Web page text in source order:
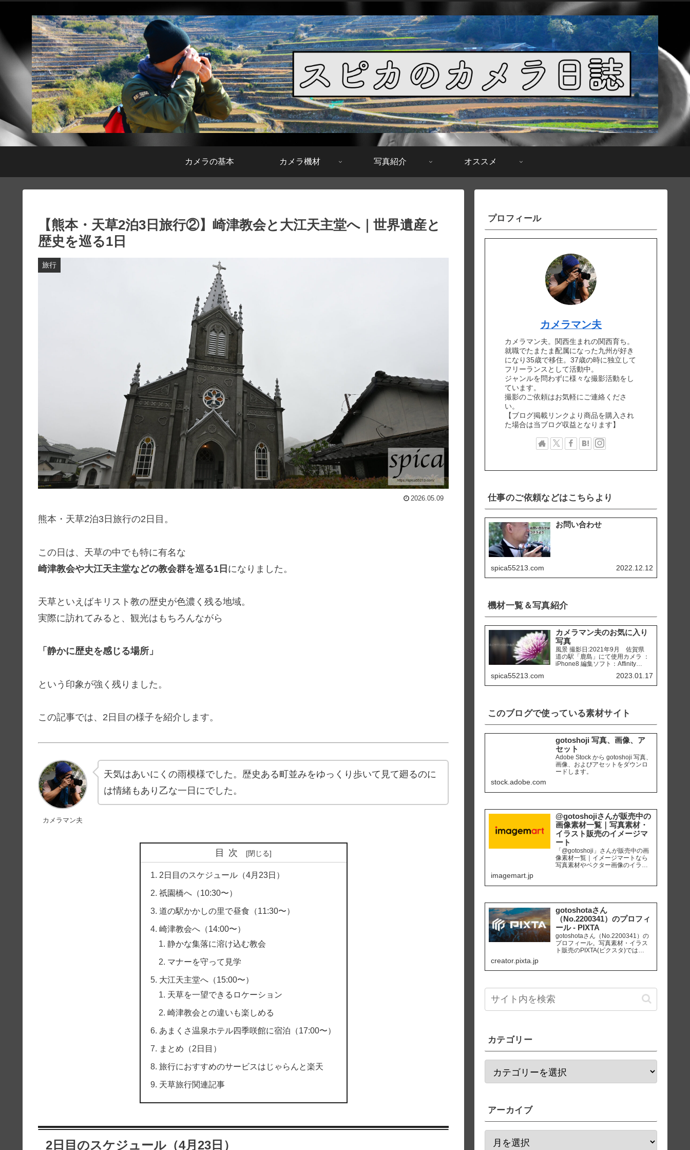
カメラの基本 カメラ機材 写真紹介 オススメ
【熊本・天草2泊3日旅行②】崎津教会と大江天主堂へ｜世界遺産と
歴史を巡る1日
旅行
2026.05.09
熊本・天草2泊3日旅行の2日目。
この日は、天草の中でも特に有名な
崎津教会や大江天主堂などの教会群を巡る1日 になりました。
天草といえばキリスト教の歴史が色濃く残る地域。
実際に訪れてみると、観光はもちろんながら
「静かに歴史を感じる場所」
という印象が強く残りました。
この記事では、2日目の様子を紹介します。
カメラマン夫
天気はあいにくの雨模様でした。歴史ある町並みをゆっくり歩いて見て廻るのに
は情緒もあり乙な一日にでした。
目次
2日目のスケジュール（4月23日）
祇園橋へ（10:30〜）
道の駅かかしの里で昼食（11:30〜）
崎津教会へ（14:00〜）
静かな集落に溶け込む教会
マナーを守って見学
大江天主堂へ（15:00〜）
天草を一望できるロケーション
崎津教会との違いも楽しめる
あまくさ温泉ホテル四季咲館に宿泊（17:00〜）
まとめ（2日目）
旅行におすすめのサービスはじゃらんと楽天
天草旅行関連記事
2日目のスケジュール（4月23日）
プロフィール
カメラマン夫
カメラマン夫。関西生まれの関西育ち。
就職でたまたま配属になった九州が好き
になり35歳で移住。37歳の時に独立して
フリーランスとして活動中。
ジャンルを問わずに様々な撮影活動をし
ています。
撮影のご依頼はお気軽にご連絡くださ
い。
【ブログ掲載リンクより商品を購入され
た場合は当ブログ収益となります】
仕事のご依頼などはこちらより
お問い合わせ
spica55213.com 2022.12.12
機材一覧＆写真紹介
カメラマン夫のお気に入り
写真
風景 撮影日:2021年9月 佐賀県
道の駅「鹿島」にて使用カメラ ：
iPhone8 編集ソフト：Affinity
天草市 「ホテルアレグリアガー
デンズ天草」にて使用カメラ ：
spica55213.com 2023.01.17
このブログで使っている素材サイト
gotoshoji 写真、画像、ア
セット
Adobe Stock から gotoshoji 写真、
画像、およびアセットをダウンロ
ードします。
stock.adobe.com
@gotoshojiさんが販売中の
画像素材一覧｜写真素材・
イラスト販売のイメージマ
ート
「@gotoshoji」さんが販売中の画
像素材一覧｜イメージマートなら
写真素材やベクター画像のイラス
購入可能です。個人、商用を問わ
イヤリティフリー画像を、広報、
販促、社内資料作り、サイト運営
等にご活用ください。
imagemart.jp
gotoshotaさん
（No.2200341）のプロフィ
ール - PIXTA
gotoshotaさん（No.2200341）の
プロフィール。写真素材・イラス
ト販売のPIXTA(ピクスタ)では
550円から購入可能です。毎週更新
creator.pixta.jp
カテゴリー
アーカイブ